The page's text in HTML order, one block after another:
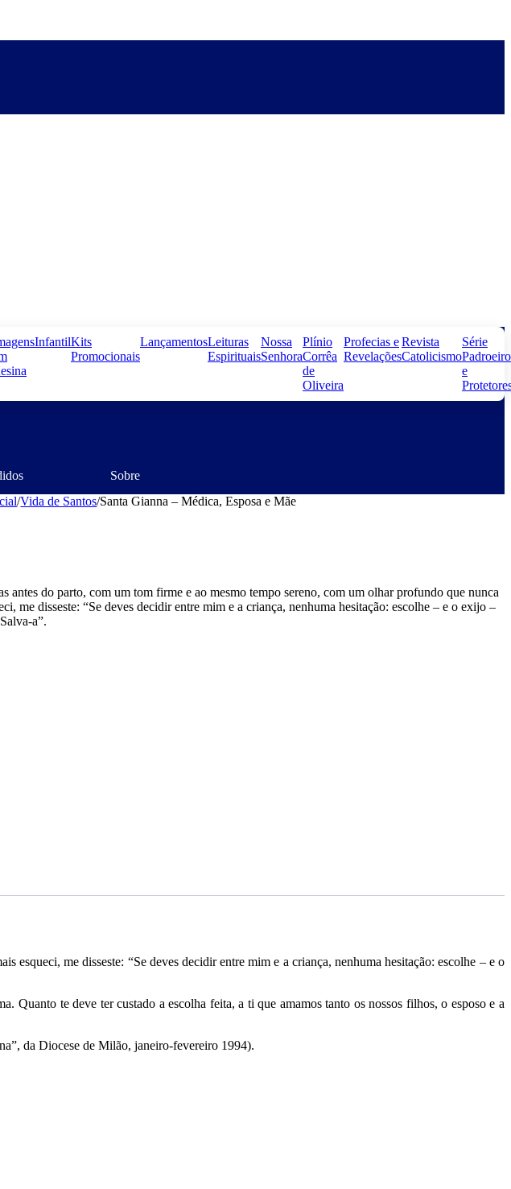
InfantilKits
Promocionais
LançamentosLeituras
Espirituais
Nossa
Senhora
Plínio
Corrêa
de
Oliveira
Profecias e
Revelações
Revista
Catolicismo
Série
e
Sobre
/Vida de Santos/Santa Gianna – Médica, Esposa e Mãe
antes do parto, com um tom firme e ao mesmo tempo sereno, com um olhar profundo que nunca
me disseste: “Se deves decidir entre mim e a criança, nenhuma hesitação: escolhe – e o exijo –
a”.
me disseste: “Se deves decidir entre mim e a criança, nenhuma hesitação: escolhe – e o
Quanto te deve ter custado a escolha feita, a ti que amamos tanto os nossos filhos, o esposo e a
da Diocese de Milão, janeiro-fevereiro 1994).